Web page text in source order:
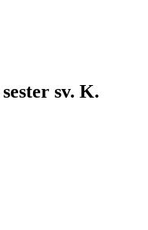
sv. K.